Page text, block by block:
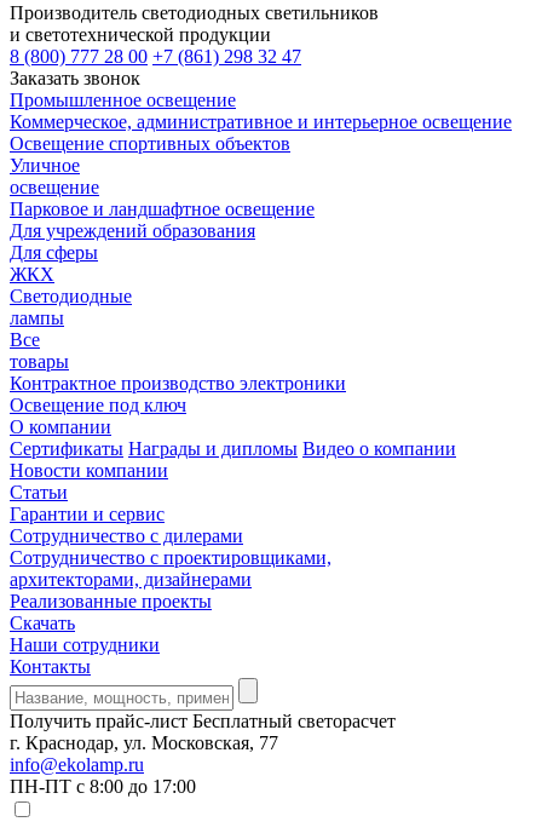
Производитель светодиодных светильников
и светотехнической продукции
8 (800) 777 28 00 +7 (861) 298 32 47
Заказать звонок
Промышленное освещение
Коммерческое, административное и интерьерное освещение
Освещение спортивных объектов
Уличное
освещение
Парковое и ландшафтное освещение
Для учреждений образования
Для сферы
ЖКХ
Светодиодные
лампы
Все
товары
Контрактное производство электроники
Освещение под ключ
О компании
Сертификаты Награды и дипломы Видео о компании
Новости компании
Статьи
Гарантии и сервис
Сотрудничество с дилерами
Сотрудничество с проектировщиками,
архитекторами, дизайнерами
Реализованные проекты
Скачать
Наши сотрудники
Контакты
Получить прайс-лист Бесплатный светорасчет
г. Краснодар, ул. Московская, 77
info@ekolamp.ru
ПН-ПТ с 8:00 до 17:00